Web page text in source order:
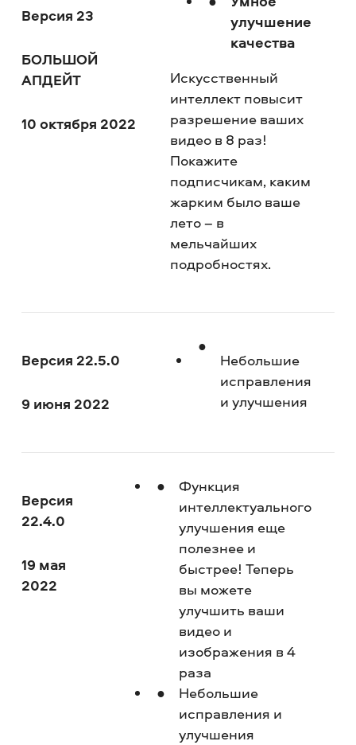
Версия 23
БОЛЬШОЙ
АПДЕЙТ
10 октября 2022
улучшение
качества
Искусственный
интеллект повысит
разрешение ваших
видео в 8 раз!
Покажите
подписчикам, каким
жарким было ваше
лето – в
мельчайших
подробностях.
Версия 22.5.0
9 июня 2022
Небольшие
исправления
и улучшения
Версия
22.4.0
19 мая
2022
Функция
интеллектуального
улучшения еще
полезнее и
быстрее! Теперь
вы можете
улучшить ваши
видео и
изображения в 4
раза
Небольшие
исправления и
улучшения